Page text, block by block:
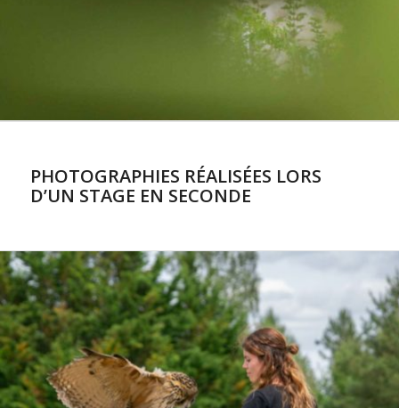
PHOTOGRAPHIES RÉALISÉES LORS
D’UN STAGE EN SECONDE